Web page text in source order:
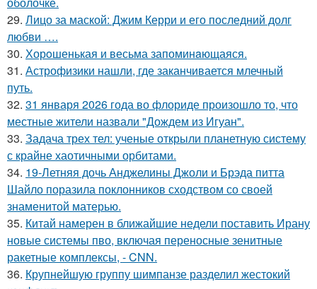
29. Лицо за маской: Джим Керри и его последний долг
любви ….
30. Хорoшенькая и весьма запоминaющаяся.
31. Астрофизики нашли, где заканчивается млечный
путь.
32. 31 января 2026 года во флориде произошло то, что
местные жители назвали "Дождем из Игуан".
33. Задача трех тел: ученые открыли планетную систему
с крайне хаотичными орбитами.
34. 19-Летняя дочь Анджелины Джоли и Брэда питта
Шайло поразила поклонников сходством со своей
знаменитой матерью.
35. Китай намерен в ближайшие недели поставить Ирану
новые системы пво, включая переносные зенитные
ракетные комплексы, - CNN.
36. Крупнейшую группу шимпанзе разделил жестокий